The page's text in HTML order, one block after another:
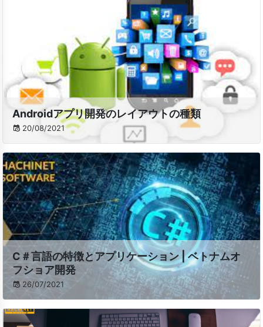
Androidアプリ開発のレイアウトの種類
20/08/2021
C＃言語の特徴とアプリケーション | ベトナムオ
フショア開発
26/07/2021